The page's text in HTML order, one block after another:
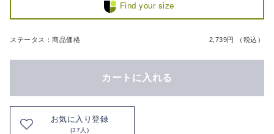
Find your size
ステータス：商品価格 2,739円 （税込）
カートに入れる
お気に入り登録
(37人)